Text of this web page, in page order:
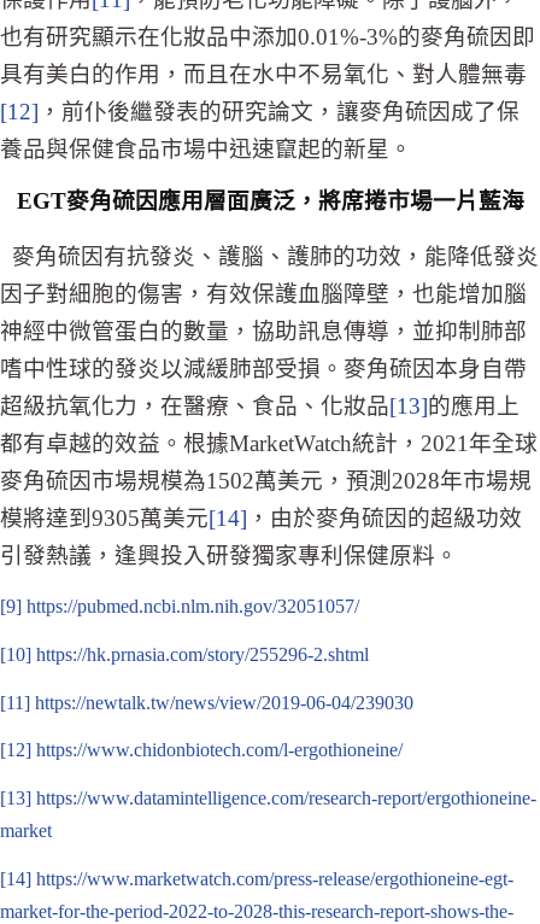
也有研究顯示在化妝品中添加0.01%-3%的麥角硫因即
具有美白的作用，而且在水中不易氧化、對人體無毒
[12] ，前仆後繼發表的研究論文，讓麥角硫因成了保
養品與保健食品市場中迅速竄起的新星。
EGT麥角硫因應用層面廣泛，將席捲市場一片藍海
麥角硫因有抗發炎、護腦、護肺的功效，能降低發炎
因子對細胞的傷害，有效保護血腦障壁，也能增加腦
神經中微管蛋白的數量，協助訊息傳導，並抑制肺部
嗜中性球的發炎以減緩肺部受損。麥角硫因本身自帶
超級抗氧化力，在醫療、食品、化妝品[13]的應用上
都有卓越的效益。根據MarketWatch統計，2021年全球
麥角硫因市場規模為1502萬美元，預測2028年市場規
模將達到9305萬美元[14] ，由於麥角硫因的超級功效
引發熱議，逢興投入研發獨家專利保健原料。
[9] https://pubmed.ncbi.nlm.nih.gov/32051057/
[10] https://hk.prnasia.com/story/255296-2.shtml
[11] https://newtalk.tw/news/view/2019-06-04/239030
[12] https://www.chidonbiotech.com/l-ergothioneine/
[13] https://www.datamintelligence.com/research-report/ergothioneine-
market
[14] https://www.marketwatch.com/press-release/ergothioneine-egt-
market-for-the-period-2022-to-2028-this-research-report-shows-the-